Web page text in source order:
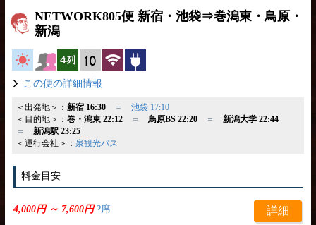
NETWORK805便 新宿・池袋⇒巻潟東・鳥原・
新潟
高速バス女性安心
横4列 縦10列 無線LAN
この便の詳細情報
＜出発地＞： 新宿 16:30＝ 池袋 17:10
＜目的地＞： 巻・潟東 22:12＝ 鳥原BS 22:20＝ 新潟大学 22:44
＝ 新潟駅 23:25
＜運行会社＞： 泉観光バス
料金目安
4,000円 ～ 7,600円?席 詳細